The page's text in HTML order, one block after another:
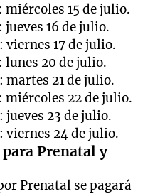
15 de julio.
16 de julio.
17 de julio.
lunes 20 de julio.
21 de julio.
miércoles 22 de julio.
23 de julio.
viernes 24 de julio.
Prenatal y
Prenatal se pagará